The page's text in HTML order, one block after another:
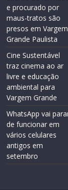
e procurado por
maus-tratos são
presos em Vargem
Grande Paulista
Cine Sustentável
traz cinema ao ar
livre e educação
ambiental para
Vargem Grande
WhatsApp vai
de funcionar em
vários celulares
antigos em
setembro